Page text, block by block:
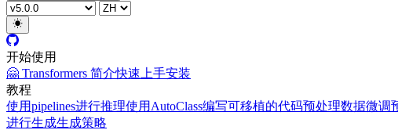
开始使用
🤗 Transformers 简介快速上手安装
教程
使用pipelines进行推理使用AutoClass编写可移植的代码预处理数据微调
进行生成生成策略